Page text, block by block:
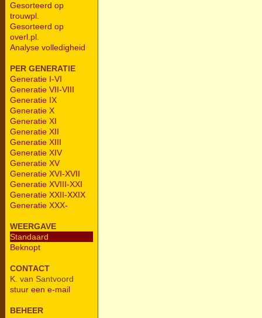
Gesorteerd op
trouwpl.
Gesorteerd op
overl.pl.
Analyse volledigheid
PER GENERATIE
Generatie I-VI
Generatie VII-VIII
Generatie IX
Generatie X
Generatie XI
Generatie XII
Generatie XIII
Generatie XIV
Generatie XV
Generatie XVI-XVII
Generatie XVIII-XXI
Generatie XXII-XXIX
Generatie XXX-
WEERGAVE
Standaard
Beknopt
CONTACT
K. van Santvoord
stuur een e-mail
BEHEER